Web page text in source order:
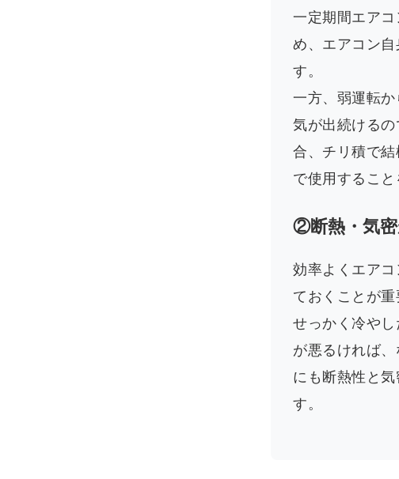
一定期間エア
め、エアコン
す。
一方、弱運転
気が出続ける
合、チリ積で
で使用すること
②断熱・気
効率よくエア
ておくことが重
せっかく冷や
が悪るければ
にも断熱性と
す。